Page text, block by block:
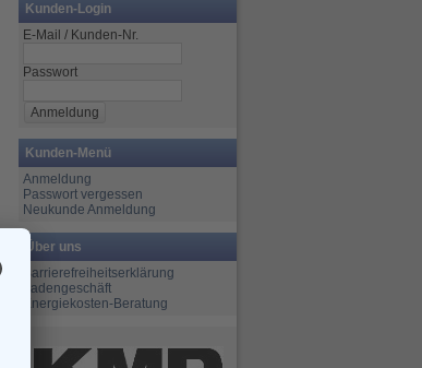
Kunden-Login
E-Mail / Kunden-Nr.
Passwort
Kunden-Menü
Anmeldung
Passwort vergessen
Neukunde Anmeldung
Über uns
Barrierefreiheitserklärung
Ladengeschäft
Energiekosten-Beratung